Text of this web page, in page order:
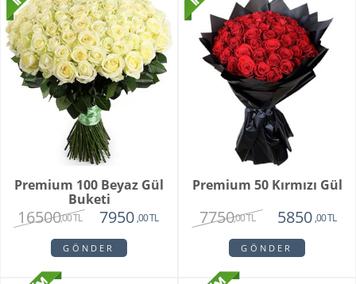
Premium 100 Beyaz Gül
Buketi
16500,00 TL 7950 ,00 TL
GÖNDER
Premium 50 Kırmızı Gül
7750,00 TL 5850 ,00 TL
GÖNDER